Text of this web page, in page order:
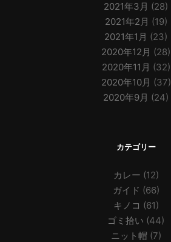
2021年3月 (28)
2021年2月 (19)
2021年1月 (23)
2020年12月 (28)
2020年11月 (32)
2020年10月 (37)
2020年9月 (24)
カテゴリー
カレー (12)
ガイド (66)
キノコ (61)
ゴミ拾い (44)
ニット帽 (7)